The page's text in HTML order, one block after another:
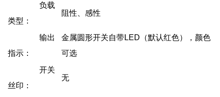
负载
类型：
阻性、感性
输出
指示：
金属圆形开关自带LED（默认红色），颜色
可选
开关
丝印：
无